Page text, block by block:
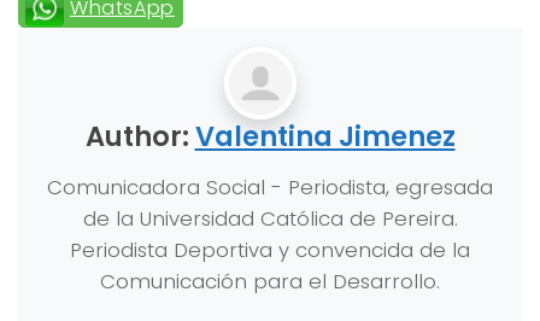
WhatsApp
Author:Valentina Jimenez
Comunicadora Social - Periodista, egresada
de la Universidad Católica de Pereira.
Periodista Deportiva y convencida de la
Comunicación para el Desarrollo.